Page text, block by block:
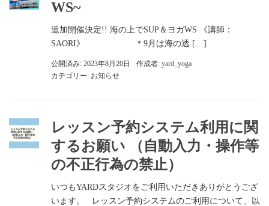
WS~
追加開催決定!! 海の上でSUP＆ヨガWS 《講師：
SAORI》 ＊9月は海の透 […]
公開済み: 2023年8月20日 作成者: yard_yoga
カテゴリー: お知らせ
レッスン予約システム利用に関
するお願い （自動入力・操作等
の不正行為の禁止）
いつもYARDスタジオをご利用いただきありがとうござ
います。 レッスン予約システムのご利用について、以